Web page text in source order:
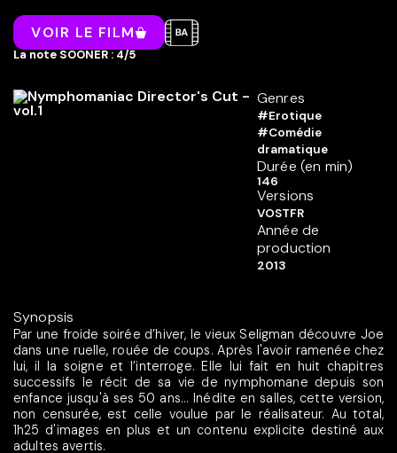
VOIR LE FILM
La note SOONER : 4/5
Genres
#Erotique
#Comédie
dramatique
Durée (en min)
146
Versions
VOSTFR
Année de
production
2013
Synopsis
Par une froide soirée d’hiver, le vieux Seligman découvre Joe
dans une ruelle, rouée de coups. Après l'avoir ramenée chez
lui, il la soigne et l’interroge. Elle lui fait en huit chapitres
successifs le récit de sa vie de nymphomane depuis son
enfance jusqu'à ses 50 ans... Inédite en salles, cette version,
non censurée, est celle voulue par le réalisateur. Au total,
1h25 d'images en plus et un contenu explicite destiné aux
adultes avertis.